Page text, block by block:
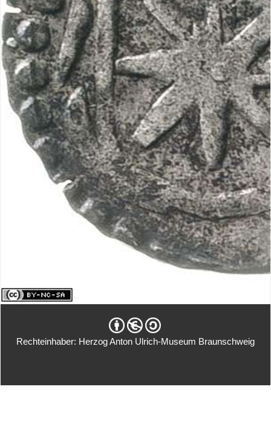
Rechteinhaber: Herzog Anton Ulrich-Museum Braunschweig